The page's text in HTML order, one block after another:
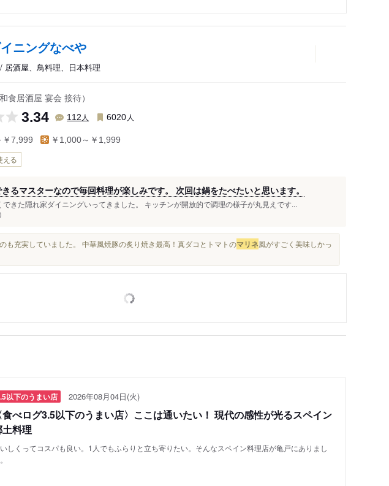
ニングなべや
居酒屋、鳥料理、日本料理
食居酒屋 宴会 接待）
3.34 112 人 6020 人
￥7,999 ￥1,000～￥1,999
える
るマスターなので毎回料理が楽しみです。 次回は鍋をたべたいと思います。
できた隠れ家ダイニングいってきました。 キッチンが開放的で調理の様子が丸見えです...
も充実していました。 中華風焼豚の炙り焼き最高！真ダコとトマトのマリネ風がすごく美味しかっ
以下のうまい店 2026年08月04日(火)
食べログ3.5以下のうまい店〉ここは通いたい！ 現代の感性が光るスペイン
料理
しくってコスパも良い。1人でもふらりと立ち寄りたい。そんなスペイン料理店が亀戸にありまし